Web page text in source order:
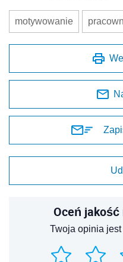
motywowanie
Oceń jakość
Twoja opinia